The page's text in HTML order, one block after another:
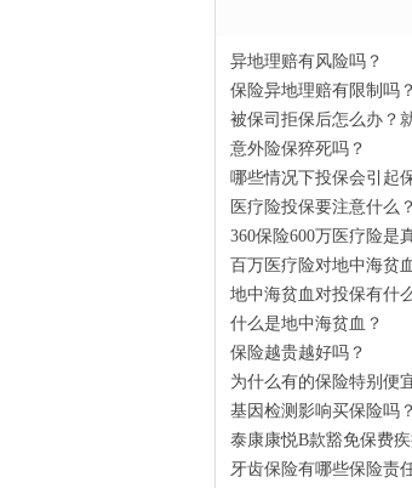
异地理赔有风险吗？
意外险保猝死吗？
医疗险投保要注意什么？
360保险600万医疗险是
地中海贫血对投保有什
什么是地中海贫血？
保险越贵越好吗？
为什么有的保险特别便
基因检测影响买保险吗？
牙齿保险有哪些保险责